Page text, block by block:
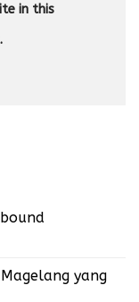
in this
yang